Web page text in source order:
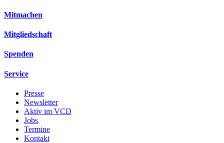
Mitmachen
Mitgliedschaft
Spenden
Service
Presse
Newsletter
Aktiv im VCD
Jobs
Termine
Kontakt